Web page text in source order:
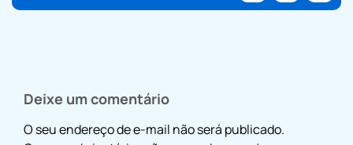
Deixe um comentário
O seu endereço de e-mail não será publicado.